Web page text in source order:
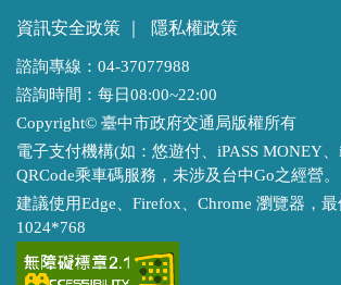
資訊安全政策 隱私權政策
諮詢專線：04-37077988
諮詢時間：每日08:00~22:00
Copyright© 臺中市政府交通局版權所有
電子支付機構(如：悠遊付、iPASS MONEY
QRCode乘車碼服務，未涉及台中Go之經營。
建議使用Edge、Firefox、Chrome 瀏覽器，
1024*768